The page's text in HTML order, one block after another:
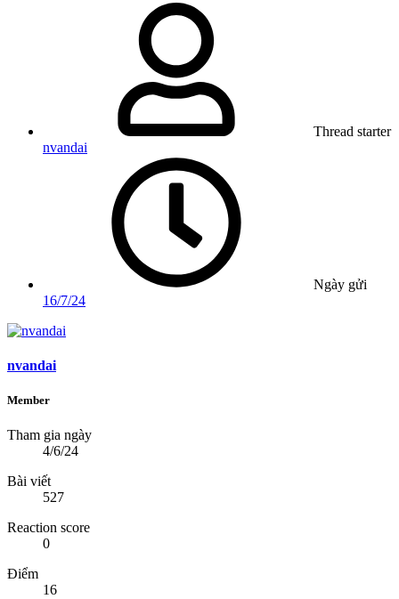
Thread starter
nvandai
Ngày gửi
16/7/24
nvandai
Member
Tham gia ngày
4/6/24
Bài viết
527
Reaction score
0
Điểm
16